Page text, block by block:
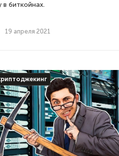
в биткойнах.
19 апреля 2021